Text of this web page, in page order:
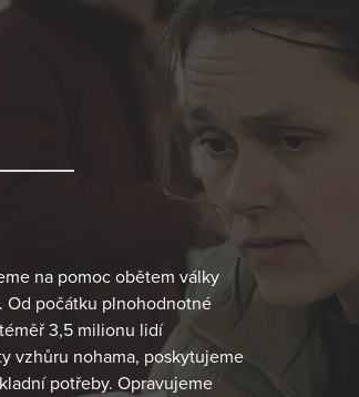
na pomoc obětem války
Od počátku plnohodnotné
3,5 milionu lidí
vzhůru nohama, poskytujeme
potřeby. Opravujeme